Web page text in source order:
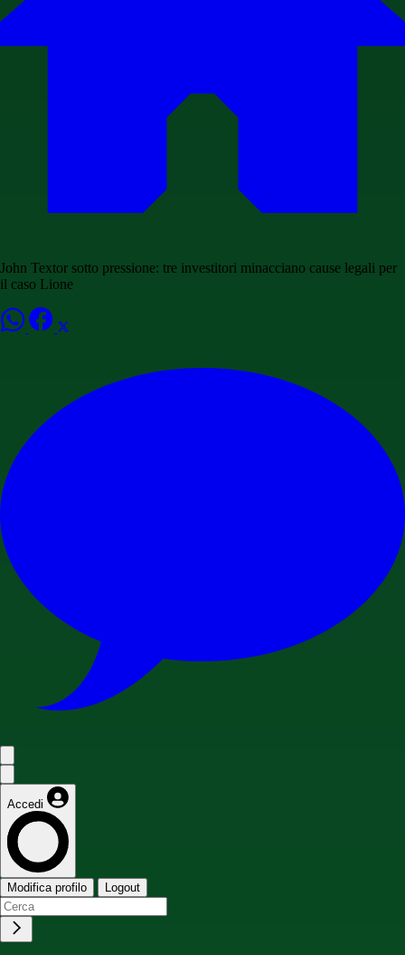
John Textor sotto pressione: tre investitori minacciano cause legali per
il caso Lione
Accedi
Modifica profilo Logout